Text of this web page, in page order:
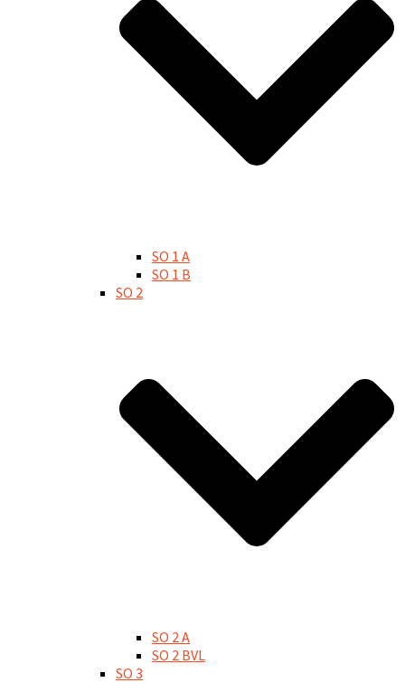
SO 1 A
SO 1 B
SO 2
SO 2 A
SO 2 BVL
SO 3